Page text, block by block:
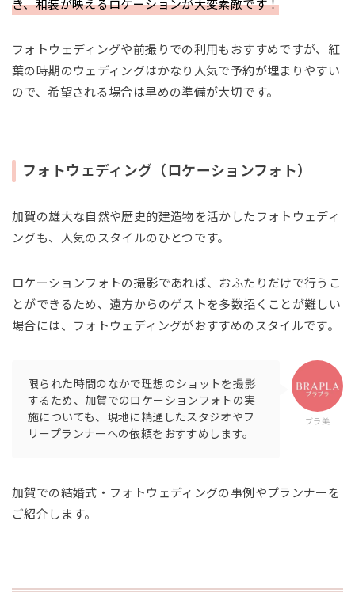
き、和装が映えるロケーションが大変素敵です！
フォトウェディングや前撮りでの利用もおすすめですが、紅
葉の時期のウェディングはかなり人気で予約が埋まりやすい
ので、希望される場合は早めの準備が大切です。
フォトウェディング（ロケーションフォト）
加賀の雄大な自然や歴史的建造物を活かしたフォトウェディ
ングも、人気のスタイルのひとつです。
ロケーションフォトの撮影であれば、おふたりだけで行うこ
とができるため、遠方からのゲストを多数招くことが難しい
場合には、フォトウェディングがおすすめのスタイルです。
ブラ美
限られた時間のなかで理想のショットを撮影
するため、加賀でのロケーションフォトの実
施についても、現地に精通したスタジオやフ
リープランナーへの依頼をおすすめします。
加賀での結婚式・フォトウェディングの事例やプランナーを
ご紹介します。